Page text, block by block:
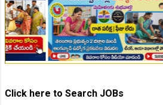
Click here to Search JOBs